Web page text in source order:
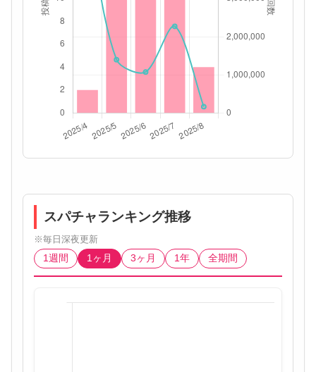
スパチャランキング推移
※毎日深夜更新
1週間
1ヶ月 3ヶ月 1年 全期間